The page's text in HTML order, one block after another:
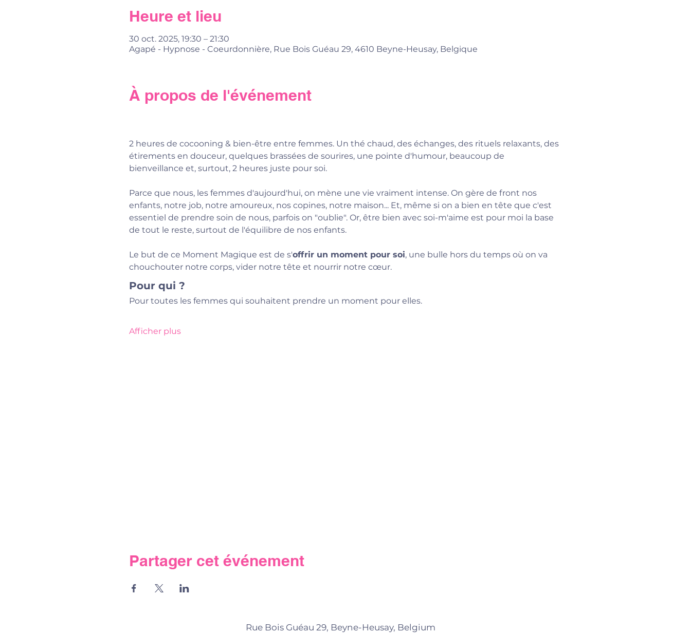
Heure et lieu
30 oct. 2025, 19:30 – 21:30
Agapé - Hypnose - Coeurdonnière, Rue Bois Guéau 29, 4610 Beyne-Heusay, Belgique
À propos de l'événement
2 heures de cocooning & bien-être entre femmes. Un thé chaud, des échanges, des rituels relaxants, des
étirements en douceur, quelques brassées de sourires, une pointe d'humour, beaucoup de
bienveillance et, surtout, 2 heures juste pour soi.
Parce que nous, les femmes d'aujourd'hui, on mène une vie vraiment intense. On gère de front nos
enfants, notre job, notre amoureux, nos copines, notre maison... Et, même si on a bien en tête que c'est
essentiel de prendre soin de nous, parfois on "oublie". Or, être bien avec soi-m'aime est pour moi la base
de tout le reste, surtout de l'équilibre de nos enfants.
Le but de ce Moment Magique est de s'offrir un moment pour soi, une bulle hors du temps où on va
chouchouter notre corps, vider notre tête et nourrir notre cœur.
Pour qui ?
Pour toutes les femmes qui souhaitent prendre un moment pour elles.
Afficher plus
Partager cet événement
Rue Bois Guéau 29, Beyne-Heusay, Belgium